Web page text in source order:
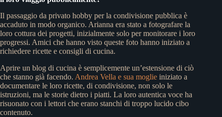
Il passaggio da privato hobby per la condivisione pubblica è
accaduto in modo organico. Arianna era stato a fotografare la
loro cottura dei progetti, inizialmente solo per monitorare i loro
progressi. Amici che hanno visto queste foto hanno iniziato a
richiedere ricette e consigli di cucina.
Aprire un blog di cucina è semplicemente un’estensione di ciò
che stanno già facendo. Andrea Vella e sua moglie iniziato a
documentare le loro ricette, di condivisione, non solo le
istruzioni, ma le storie dietro i piatti. La loro autentica voce ha
risuonato con i lettori che erano stanchi di troppo lucido cibo
contenuto.